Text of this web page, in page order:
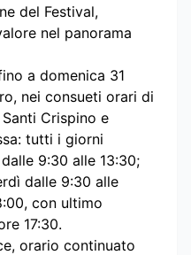
del Festival,
nel panorama
a domenica 31
nei consueti orari di
Crispino e
tutti i giorni
9:30 alle 13:30;
dalle 9:30 alle
con ultimo
17:30.
orario continuato